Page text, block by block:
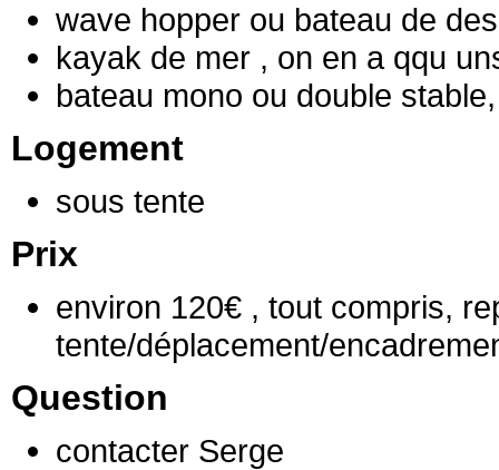
wave hopper ou bateau de
kayak de mer , on en a qqu
bateau mono ou double
Logement
sous tente
Prix
environ 120€ , tout compris,
tente/déplacement/
Question
contacter Serge